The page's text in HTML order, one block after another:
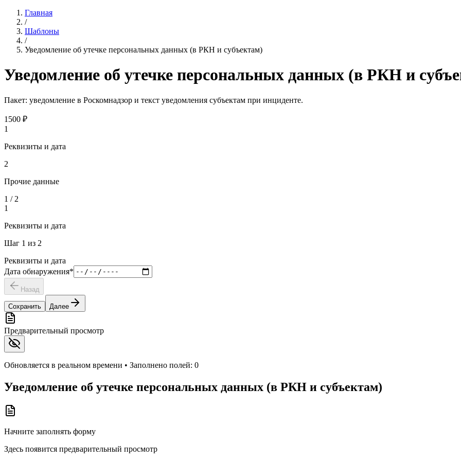
Главная
/
Шаблоны
/
Уведомление об утечке персональных данных (в РКН и субъектам)
Уведомление об утечке персональных данных (в РКН и
Пакет: уведомление в Роскомнадзор и текст уведомления субъектам при инциденте.
1500 ₽
1
Реквизиты и дата
2
Прочие данные
1 / 2
1
Реквизиты и дата
Шаг 1 из 2
Реквизиты и дата
Дата обнаружения*
Назад
Сохранить Далее
Предварительный просмотр
Обновляется в реальном времени • Заполнено полей: 0
Уведомление об утечке персональных данных (в РКН и субъектам)
Начните заполнять форму
Здесь появится предварительный просмотр